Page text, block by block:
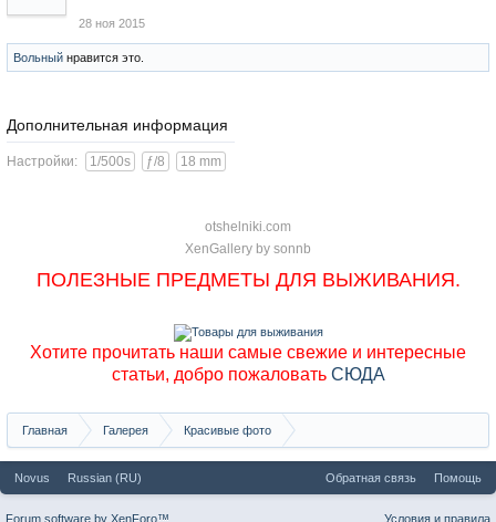
28 ноя 2015
Вольный нравится это.
Дополнительная информация
Настройки: 1/500s ƒ/8 18 mm
otshelniki.com
XenGallery by sonnb
ПОЛЕЗНЫЕ ПРЕДМЕТЫ ДЛЯ ВЫЖИВАНИЯ.
Хотите прочитать наши самые свежие и интересные
статьи, добро пожаловать СЮДА
Главная Галерея Красивые фото
Саяны, хребет Ергаки, фото Матниной
Novus Russian (RU) Обратная связь Помощь
Условия и правила
Forum software by XenForo™